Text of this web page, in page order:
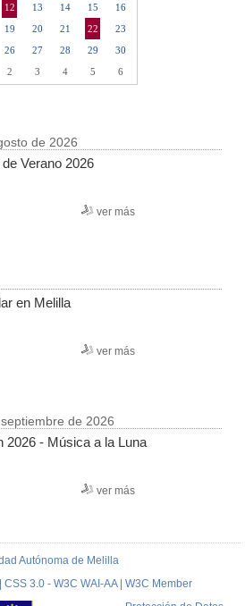
12 13 14 15
16
19 20 21 22
23
26 27 28 29
30
2 3 4 5 6
de 2026
Verano 2026
ver más
en Melilla
ver más
de 2026
2026 - Música a la Luna
ver más
Autónoma de Melilla
3.0 - W3C WAI-AA | W3C Member